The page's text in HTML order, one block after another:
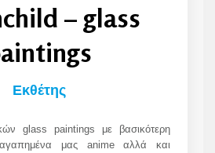
– glass
Εκθέτης
glass paintings με βασικότερη
μας anime αλλά και